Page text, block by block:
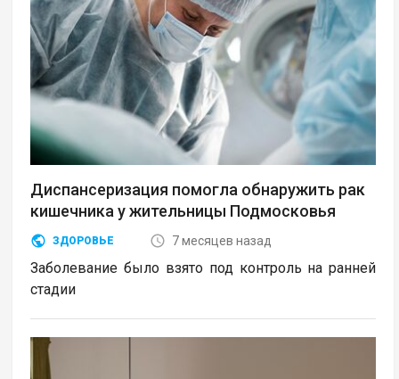
Диспансеризация помогла обнаружить рак
кишечника у жительницы Подмосковья
ЗДОРОВЬЕ 7 месяцев назад
Заболевание было взято под контроль на ранней
стадии